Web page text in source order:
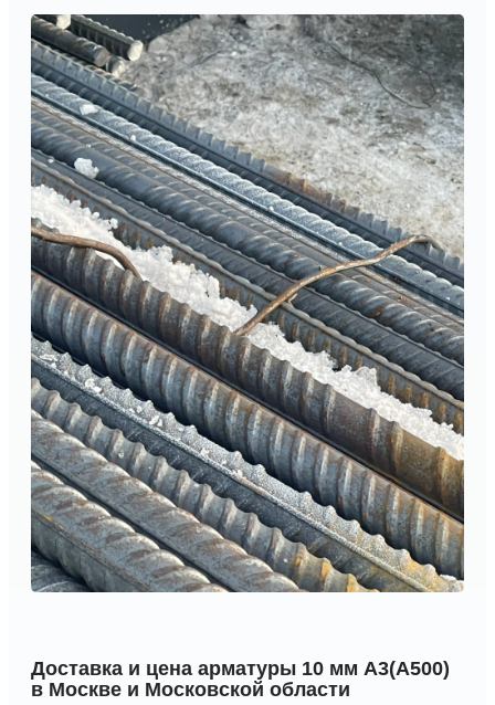
Доставка и цена арматуры 10 мм А3(А500)
в Москве и Московской области